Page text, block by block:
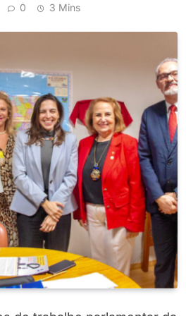
0 3 Mins